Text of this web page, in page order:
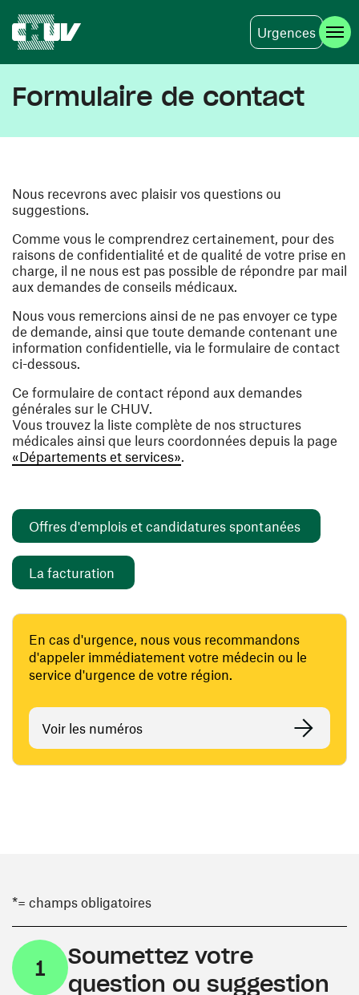
Urgences
Formulaire de contact
Nous recevrons avec plaisir vos questions ou
suggestions.
Comme vous le comprendrez certainement, pour des
raisons de confidentialité et de qualité de votre prise en
charge, il ne nous est pas possible de répondre par mail
aux demandes de conseils médicaux.
Nous vous remercions ainsi de ne pas envoyer ce type
de demande, ainsi que toute demande contenant une
information confidentielle, via le formulaire de contact
ci-dessous.
Ce formulaire de contact répond aux demandes
générales sur le CHUV.
Vous trouvez la liste complète de nos structures
médicales ainsi que leurs coordonnées depuis la page
«Départements et services».
Offres d'emplois et candidatures spontanées
La facturation
En cas d'urgence, nous vous recommandons
d'appeler immédiatement votre médecin ou le
service d'urgence de votre région.
Voir les numéros
*= champs obligatoires
1
Soumettez votre
question ou suggestion